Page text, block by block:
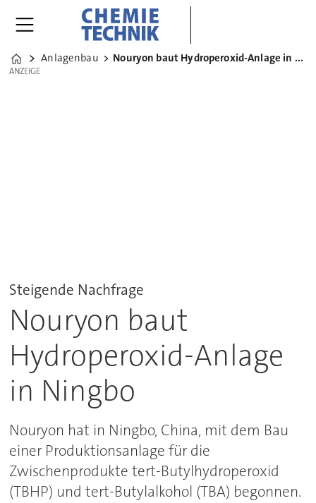
Home
Anlagenbau Nouryon baut Hydroperoxid-Anlage in Ningbo
ANZEIGE
ANZEIGE
Steigende Nachfrage
Nouryon baut
Hydroperoxid-Anlage
in Ningbo
Nouryon hat in Ningbo, China, mit dem Bau
einer Produktionsanlage für die
Zwischenprodukte tert-Butylhydroperoxid
(TBHP) und tert-Butylalkohol (TBA) begonnen.